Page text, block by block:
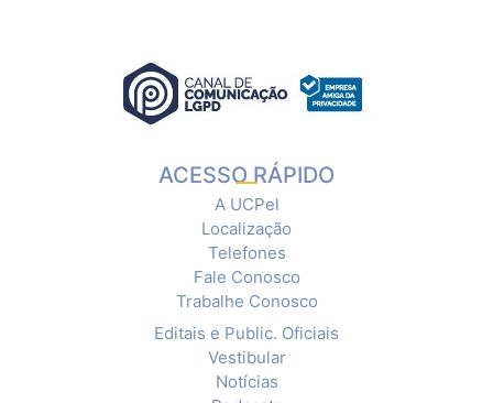
ACESSO RÁPIDO
A UCPel
Localização
Telefones
Fale Conosco
Trabalhe Conosco
Editais e Public. Oficiais
Vestibular
Notícias